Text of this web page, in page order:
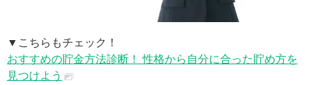
▼こちらもチェック！
おすすめの貯金方法診断！ 性格から自分に合った貯め方を
見つけよう